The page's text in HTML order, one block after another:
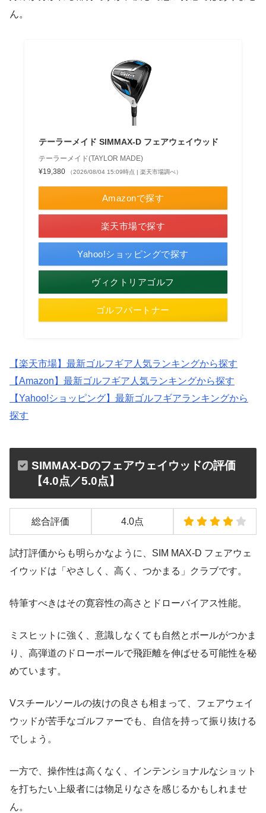
ん。
テーラーメイド SIMMAX-D フェアウェイウッド
テーラーメイド(TAYLOR MADE)
¥19,380
（2026/08/04 15:09時点 | 楽天市場調べ）
Amazonで探す
楽天市場で探す
Yahoo!ショッピングで探す
ヴィクトリアゴルフ
ゴルフパートナー
【楽天市場】最新ゴルフギア人気ランキングから探す
【Amazon】最新ゴルフギア人気ランキングから探す
【Yahoo!ショッピング】最新ゴルフギアランキングから
探す
SIMMAX-Dのフェアウェイウッドの評価
【4.0点／5.0点】
総合評価 4.0点
試打評価からも明らかなように、SIM MAX-D フェアウェ
イウッドは「やさしく、高く、つかまる」クラブです。
特筆すべきはその寛容性の高さとドローバイアス性能。
ミスヒットに強く、意識しなくても自然とボールがつかま
り、高弾道のドローボールで飛距離を伸ばせる可能性を秘
めています。
Vスチールソールの抜けの良さも相まって、フェアウェイ
ウッドが苦手なゴルファーでも、自信を持って振り抜ける
でしょう。
一方で、操作性は高くなく、インテンショナルなショット
を打ちたい上級者には物足りなさを感じるかもしれませ
ん。